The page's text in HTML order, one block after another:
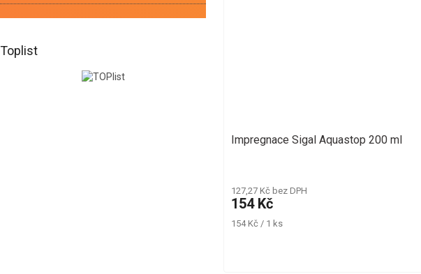
Toplist
Impregnace Sigal Aquastop 200 ml
127,27 Kč bez DPH
154 Kč
Měrná
154 Kč / 1 ks